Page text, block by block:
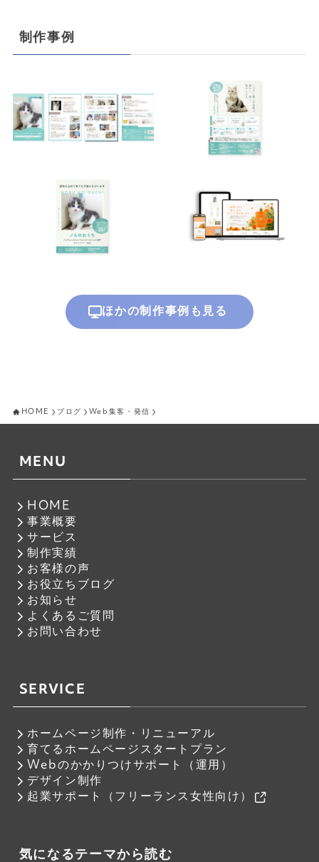
制作事例
ほかの制作事例も見る
HOME ブログ Web集客・発信
MENU
HOME
事業概要
サービス
制作実績
お客様の声
お役立ちブログ
お知らせ
よくあるご質問
お問い合わせ
SERVICE
ホームページ制作・リニューアル
育てるホームページスタートプラン
Webのかかりつけサポート（運用）
デザイン制作
起業サポート（フリーランス女性向け）
気になるテーマから読む